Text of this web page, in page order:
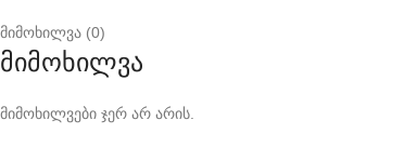
მიმოხილვა (0)
მიმოხილვა
მიმოხილვები ჯერ არ არის.